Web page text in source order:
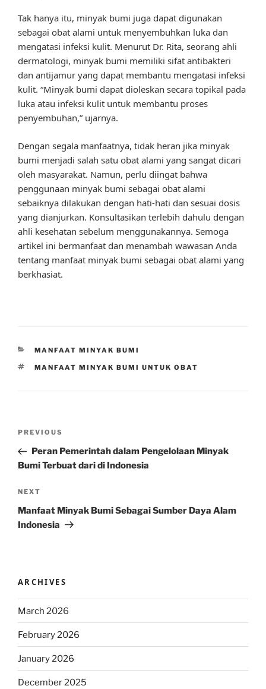
Tak hanya itu, minyak bumi juga dapat digunakan
sebagai obat alami untuk menyembuhkan luka dan
mengatasi infeksi kulit. Menurut Dr. Rita, seorang ahli
dermatologi, minyak bumi memiliki sifat antibakteri
dan antijamur yang dapat membantu mengatasi infeksi
kulit. “Minyak bumi dapat dioleskan secara topikal pada
luka atau infeksi kulit untuk membantu proses
penyembuhan,” ujarnya.
Dengan segala manfaatnya, tidak heran jika minyak
bumi menjadi salah satu obat alami yang sangat dicari
oleh masyarakat. Namun, perlu diingat bahwa
penggunaan minyak bumi sebagai obat alami
sebaiknya dilakukan dengan hati-hati dan sesuai dosis
yang dianjurkan. Konsultasikan terlebih dahulu dengan
ahli kesehatan sebelum menggunakannya. Semoga
artikel ini bermanfaat dan menambah wawasan Anda
tentang manfaat minyak bumi sebagai obat alami yang
berkhasiat.
CATEGORIES
MANFAAT MINYAK BUMI
TAGS
MANFAAT MINYAK BUMI UNTUK OBAT
Previous
Post
PREVIOUS
Peran Pemerintah dalam Pengelolaan Minyak
Bumi Terbuat dari di Indonesia
Next
Post
NEXT
Manfaat Minyak Bumi Sebagai Sumber Daya Alam
Indonesia
ARCHIVES
March 2026
February 2026
January 2026
December 2025